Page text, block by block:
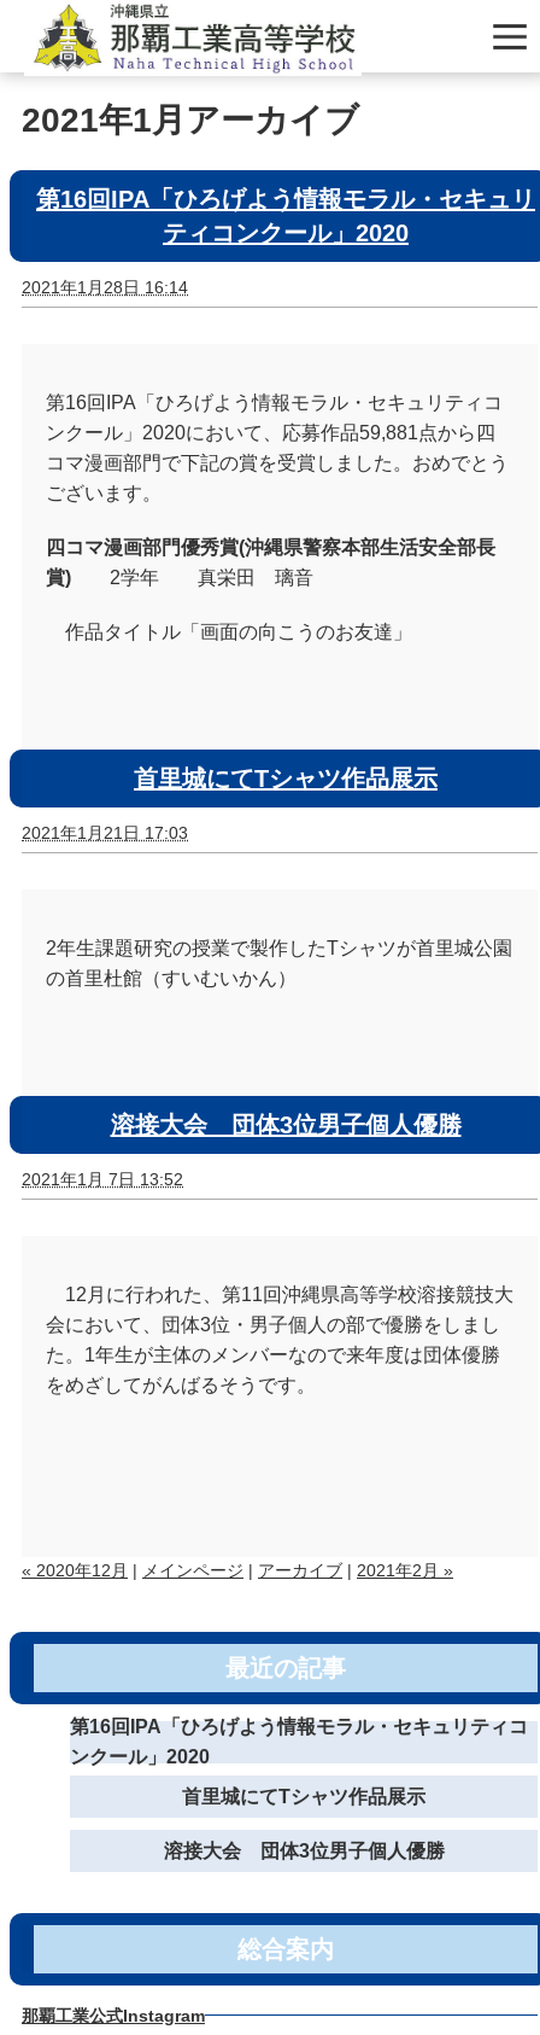
2021年1月アーカイブ
第16回IPA「ひろげよう情報モラル・セキュリ
ティコンクール」2020
2021年1月28日 16:14
第16回IPA「ひろげよう情報モラル・セキュリティコ
ンクール」2020において、応募作品59,881点から四
コマ漫画部門で下記の賞を受賞しました。おめでとう
ございます。
四コマ漫画部門優秀賞(沖縄県警察本部生活安全部長
賞) 2学年 真栄田 璃音
作品タイトル「画面の向こうのお友達」
首里城にてTシャツ作品展示
2021年1月21日 17:03
2年生課題研究の授業で製作したTシャツが首里城公園
の首里杜館（すいむいかん）
溶接大会 団体3位男子個人優勝
2021年1月 7日 13:52
12月に行われた、第11回沖縄県高等学校溶接競技大
会において、団体3位・男子個人の部で優勝をしまし
た。1年生が主体のメンバーなので来年度は団体優勝
をめざしてがんばるそうです。
« 2020年12月 | メインページ | アーカイブ | 2021年2月 »
最近の記事
第16回IPA「ひろげよう情報モラル・セキュリティコ
ンクール」2020
首里城にてTシャツ作品展示
溶接大会 団体3位男子個人優勝
総合案内
那覇工業公式Instagram